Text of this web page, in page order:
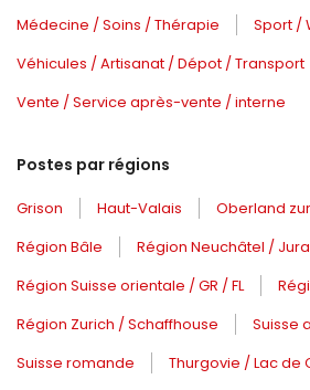
Médecine / Soins / Thérapie
Sport /
Véhicules / Artisanat / Dépot / Transport
Vente / Service après-vente / interne
Postes par régions
Grison Haut-Valais
Oberland
Région Bâle
Région Neuchâtel / Jura
Région Suisse orientale / GR / FL
Région Zurich / Schaffhouse
Suisse
Suisse romande
Thurgovie / Lac de